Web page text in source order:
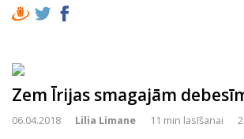
Zem Īrijas smagajām
06.04.2018 Lilia Limane 11 min lasīšanai